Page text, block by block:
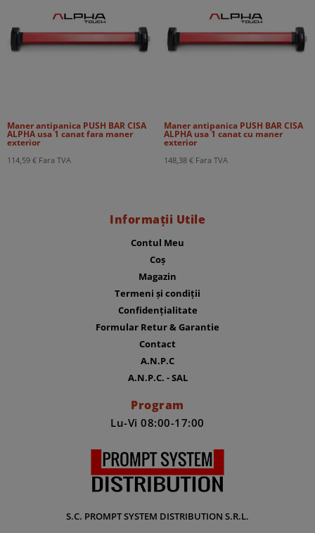
Maner antipanica PUSH BAR CISA
ALPHA usa 1 canat fara maner
exterior
114,59 € Fara TVA
Maner antipanica PUSH BAR CISA
ALPHA usa 1 canat cu maner
exterior
148,38 € Fara TVA
Informații Utile
Contul Meu
Coș
Magazin
Termeni și condiții
Confidențialitate
Formular Retur & Garantie
Contact
A.N.P.C
A.N.P.C. - SAL
Program
Lu-Vi 08:00-17:00
S.C. PROMPT SYSTEM DISTRIBUTION S.R.L.